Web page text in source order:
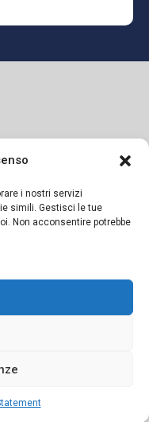
i nostri servizi
simili. Gestisci le tue
Non acconsentire potrebbe
che il presente
di Deontologia
Sapio | Powered by